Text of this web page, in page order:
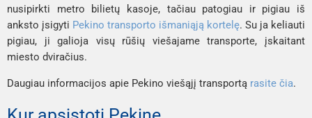
nusipirkti metro bilietų kasoje, tačiau patogiau ir pigiau iš
anksto įsigyti Pekino transporto išmaniąją kortelę. Su ja keliauti
pigiau, ji galioja visų rūšių viešajame transporte, įskaitant
miesto dviračius.
Daugiau informacijos apie Pekino viešąjį transportą rasite čia.